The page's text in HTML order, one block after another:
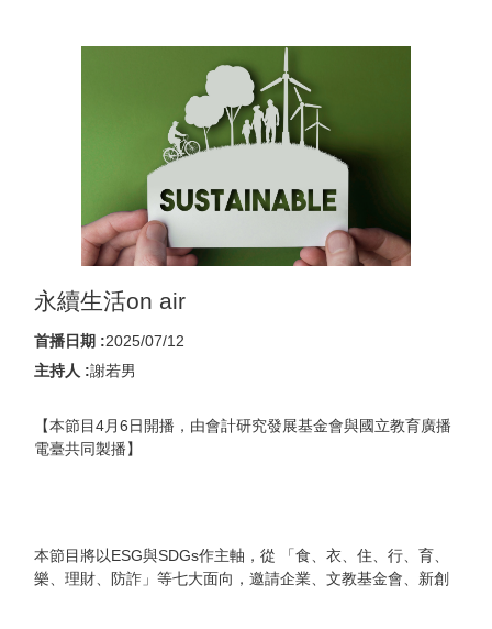
永續生活on air
首播日期 :2025/07/12
主持人 :謝若男
【本節目4月6日開播，由會計研究發展基金會與國立教育廣播
電臺共同製播】
企業的社會責任與永續發展成為解除地球生存危機的解方之
一。為了更有效地促進企業落實永續觀念並讓全球永續投資有
本節目將以ESG與SDGs作主軸，從 「食、衣、住、行、育、
樂、理財、防詐」等七大面向，邀請企業、文教基金會、新創